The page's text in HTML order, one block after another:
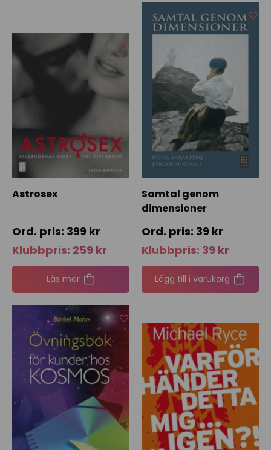
Astrosex
399 kr
Klubbpris: 259 kr
Läs mer
Samtal genom
dimensioner
39 kr
Klubbpris: 39 kr
Lägg till i varukorg